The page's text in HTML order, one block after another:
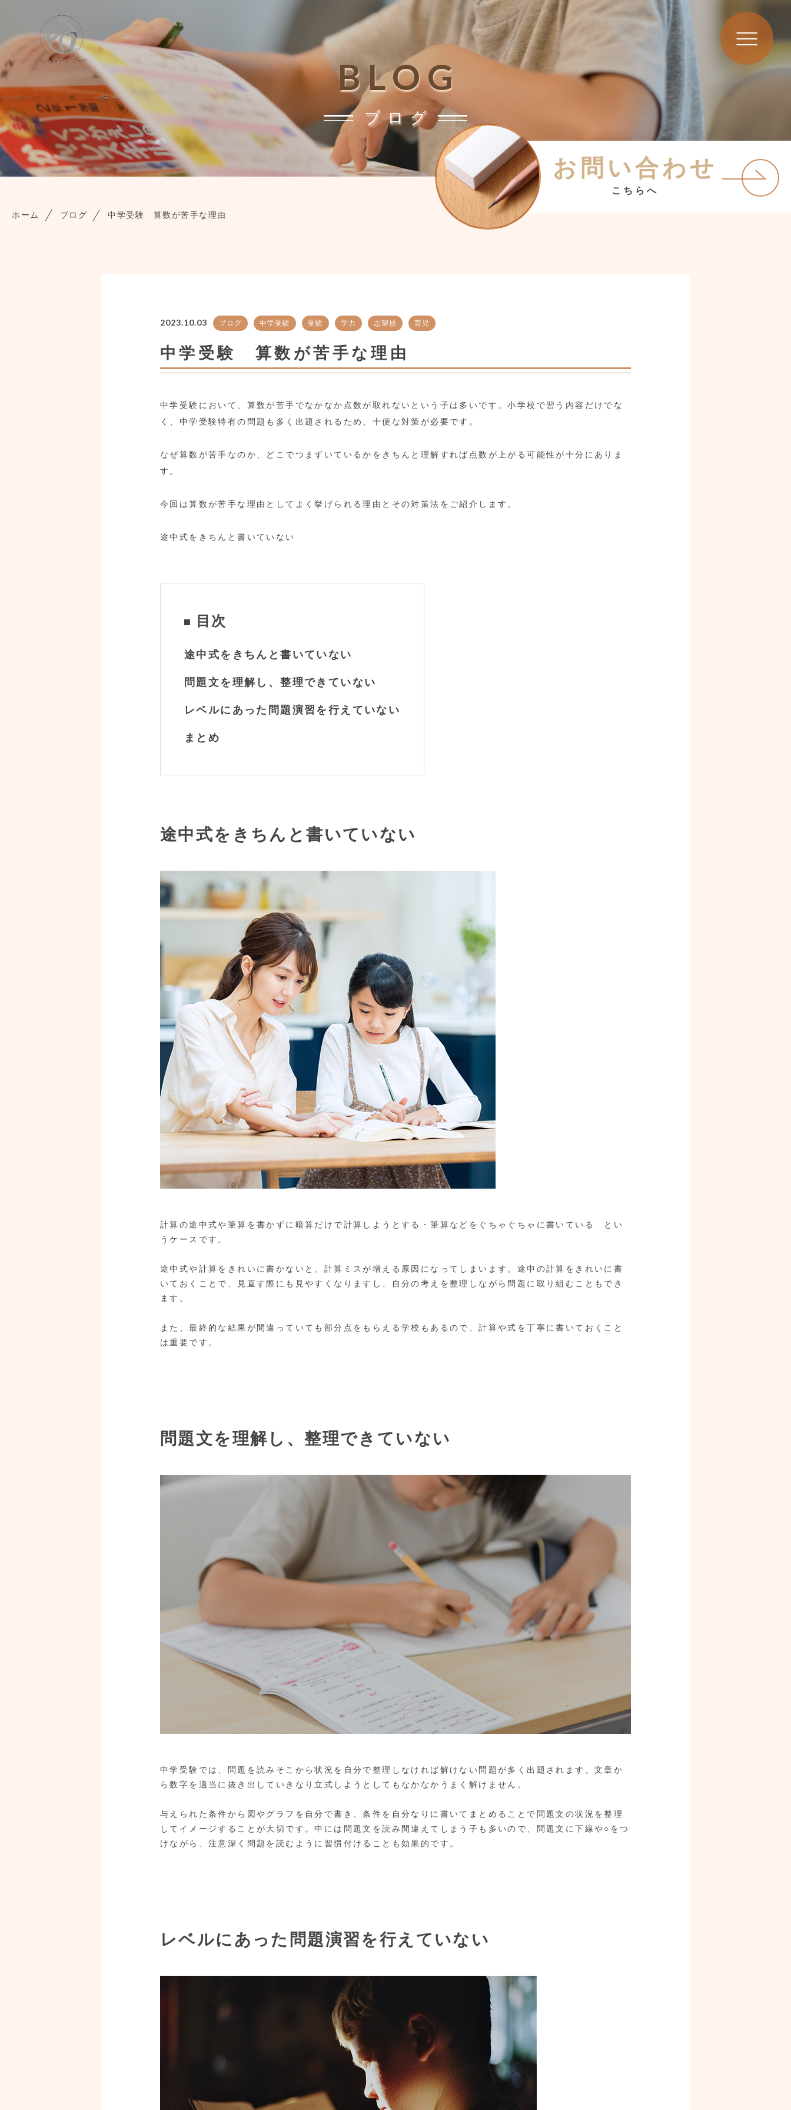
BLOG
ブログ
お問い合わせ
こちらへ
ホーム ブログ 中学受験 算数が苦手な理由
2023.10.03 ブログ 中学受験 受験 学力 志望校 育児
中学受験 算数が苦手な理由
中学受験において、算数が苦手でなかなか点数が取れないという子は多いです。小学校で習う内容だけでな
く、中学受験特有の問題も多く出題されるため、十便な対策が必要です。
なぜ算数が苦手なのか、どこでつまずいているかをきちんと理解すれば点数が上がる可能性が十分にありま
す。
今回は算数が苦手な理由としてよく挙げられる理由とその対策法をご紹介します。
途中式をきちんと書いていない
目次
途中式をきちんと書いていない
問題文を理解し、整理できていない
レベルにあった問題演習を行えていない
まとめ
途中式をきちんと書いていない
計算の途中式や筆算を書かずに暗算だけで計算しようとする・筆算などをぐちゃぐちゃに書いている とい
うケースです。
途中式や計算をきれいに書かないと、計算ミスが増える原因になってしまいます。途中の計算をきれいに書
いておくことで、見直す際にも見やすくなりますし、自分の考えを整理しながら問題に取り組むこともでき
ます。
また、最終的な結果が間違っていても部分点をもらえる学校もあるので、計算や式を丁寧に書いておくこと
は重要です。
問題文を理解し、整理できていない
中学受験では、問題を読みそこから状況を自分で整理しなければ解けない問題が多く出題されます。文章か
ら数字を適当に抜き出していきなり立式しようとしてもなかなかうまく解けません。
与えられた条件から図やグラフを自分で書き、条件を自分なりに書いてまとめることで問題文の状況を整理
してイメージすることが大切です。中には問題文を読み間違えてしまう子も多いので、問題文に下線や○をつ
けながら、注意深く問題を読むように習慣付けることも効果的です。
レベルにあった問題演習を行えていない